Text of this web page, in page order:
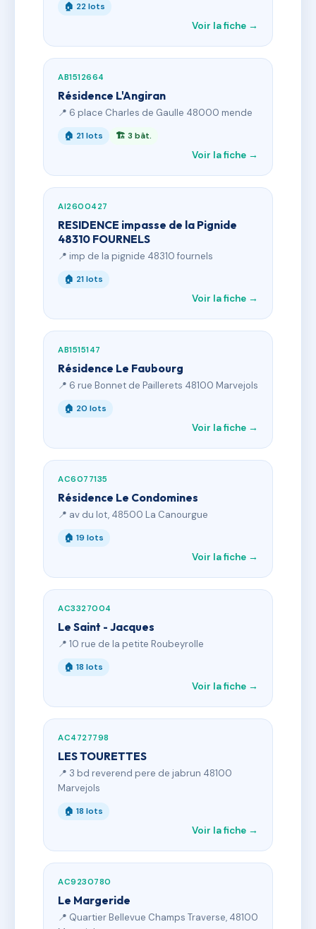
🏠 22 lots
Voir la fiche →
AB1512664
Résidence L'Angiran
📍 6 place Charles de Gaulle 48000 mende
🏠 21 lots 🏗 3 bât.
Voir la fiche →
AI2600427
RESIDENCE impasse de la Pignide
48310 FOURNELS
📍 imp de la pignide 48310 fournels
🏠 21 lots
Voir la fiche →
AB1515147
Résidence Le Faubourg
📍 6 rue Bonnet de Paillerets 48100 Marvejols
🏠 20 lots
Voir la fiche →
AC6077135
Résidence Le Condomines
📍 av du lot, 48500 La Canourgue
🏠 19 lots
Voir la fiche →
AC3327004
Le Saint - Jacques
📍 10 rue de la petite Roubeyrolle
🏠 18 lots
Voir la fiche →
AC4727798
LES TOURETTES
📍 3 bd reverend pere de jabrun 48100
Marvejols
🏠 18 lots
Voir la fiche →
AC9230780
Le Margeride
📍 Quartier Bellevue Champs Traverse, 48100